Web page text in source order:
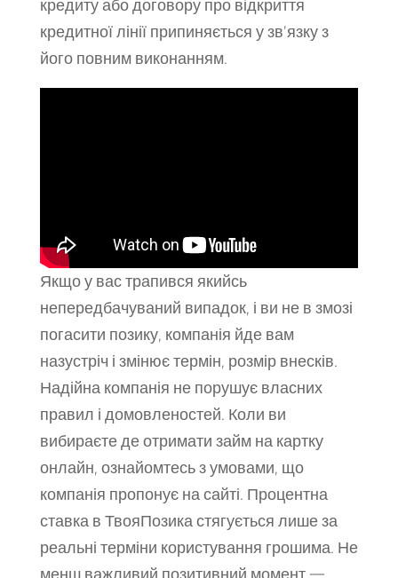
кредиту або договору про відкриття
кредитної лінії припиняється у зв’язку з
його повним виконанням.
Якщо у вас трапився якийсь
непередбачуваний випадок, і ви не в змозі
погасити позику, компанія йде вам
назустріч і змінює термін, розмір внесків.
Надійна компанія не порушує власних
правил і домовленостей. Коли ви
вибираєте де отримати займ на картку
онлайн, ознайомтесь з умовами, що
компанія пропонує на сайті. Процентна
ставка в ТвояПозика стягується лише за
реальні терміни користування грошима. Не